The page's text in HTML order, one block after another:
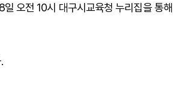
오전 10시 대구시교육청 누리집을 통해